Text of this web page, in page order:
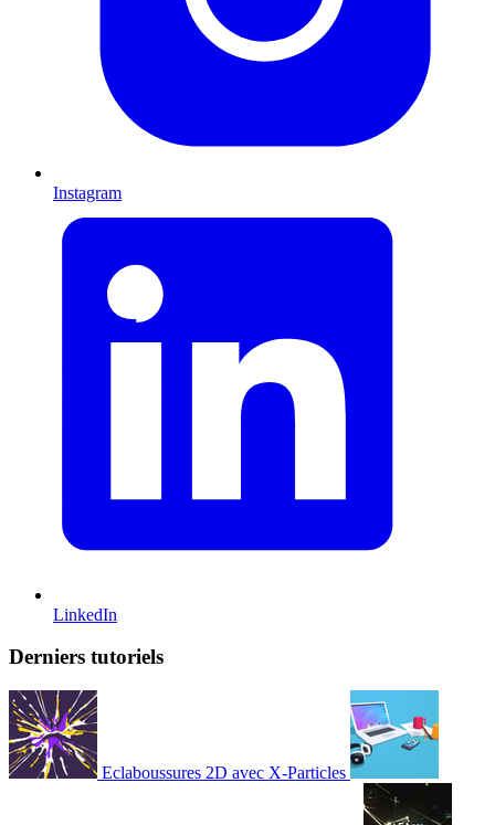
Instagram
LinkedIn
Derniers tutoriels
Eclaboussures 2D avec X-Particles